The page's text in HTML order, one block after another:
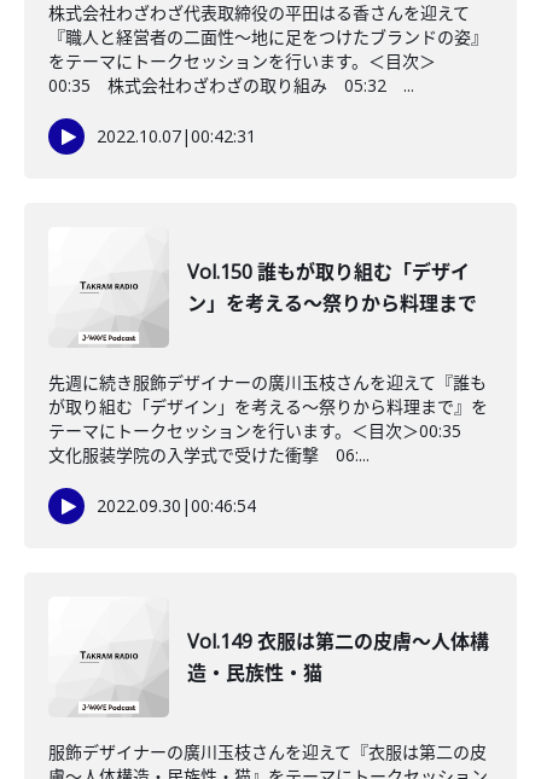
株式会社わざわざ代表取締役の平田はる香さんを迎えて
『職人と経営者の二面性～地に足をつけたブランドの姿』
をテーマにトークセッションを行います。＜目次＞
00:35 株式会社わざわざの取り組み 05:32 ...
2022.10.07|00:42:31
Vol.150 誰もが取り組む「デザイ
ン」を考える～祭りから料理まで
先週に続き服飾デザイナーの廣川玉枝さんを迎えて『誰も
が取り組む「デザイン」を考える～祭りから料理まで』を
テーマにトークセッションを行います。＜目次＞00:35
文化服装学院の入学式で受けた衝撃 06:...
2022.09.30 |00:46:54
Vol.149 衣服は第二の皮膚～人体構
造・民族性・猫
服飾デザイナーの廣川玉枝さんを迎えて『衣服は第二の皮